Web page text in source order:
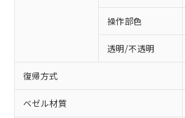
操作部色
透明/不透明
復帰方式
ベゼル材質